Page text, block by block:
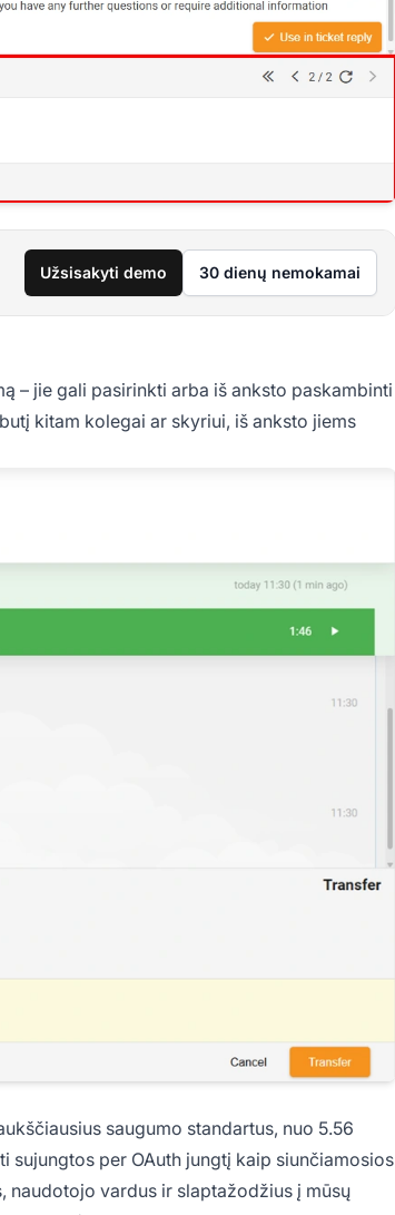
Užsisakyti demo 30 dienų nemokamai
– jie gali pasirinkti arba iš anksto paskambinti
kitam kolegai ar skyriui, iš anksto jiems
saugumo standartus, nuo 5.56
per OAuth jungtį kaip siunčiamosios
naudotojo vardus ir slaptažodžius į mūsų